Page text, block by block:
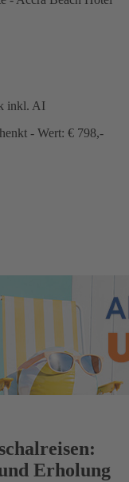
inkl. AI
- Wert: € 798,-
Erholung